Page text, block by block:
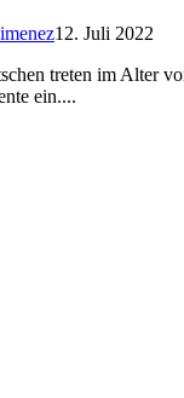
12. Juli 2022
treten im Alter
ein....